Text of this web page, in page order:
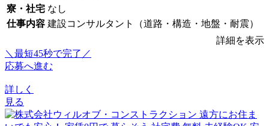
寮・社宅 なし
仕事内容 建設コンサルタント（道路・構造・地盤・耐震）
詳細を表示
＼最短45秒で完了／
応募へ進む
詳しく
見る